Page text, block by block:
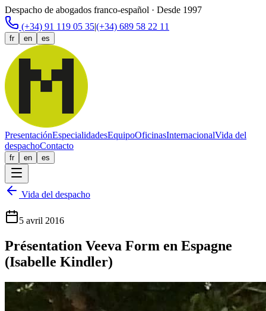
Despacho de abogados franco-español · Desde 1997
(+34) 91 119 05 35|(+34) 689 58 22 11
fr en es
PresentaciónEspecialidadesEquipoOficinasInternacionalVida del
despachoContacto
fr en es
Vida del despacho
5 avril 2016
Présentation Veeva Form en Espagne
(Isabelle Kindler)